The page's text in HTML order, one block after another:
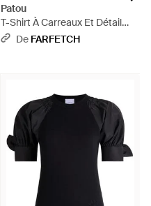
Patou
T-Shirt À Carreaux Et Détail
Noué - Bleu
De FARFETCH